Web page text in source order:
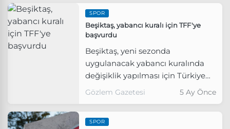
SPOR
Beşiktaş, yabancı kuralı için TFF'ye
başvurdu
Beşiktaş, yeni sezonda
uygulanacak yabancı kuralında
değişiklik yapılması için Türkiye
Futbol Federasyonu'na (TFF)
Gözlem Gazetesi 5 Ay Önce
SPOR